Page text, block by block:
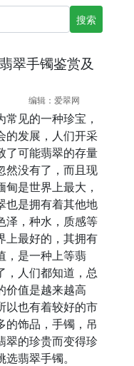
翠手镯鉴赏及
编辑：爱翠网
见的一种珍宝，
的发展，人们开采
了可能翡翠的存量
然没有了，而且现
是世界上最大，
也是拥有着其他地
泽，种水，质感等
上最好的，其拥有
，是一种上等翡
，人们都知道，总
价值是越来越高
以也有着较好的市
的饰品，手镯，吊
翠的珍贵而变得珍
翡翠手镯。